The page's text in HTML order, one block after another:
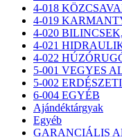
4-018
4-019
4-020
4-021
4-022
5-001 VEGYES
5-002
6-004 EGYÉB
Ajándéktárgyak
Egyéb
GARANCIÁLIS